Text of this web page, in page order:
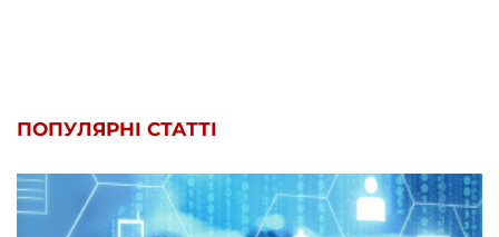
ПОПУЛЯРНІ СТАТТІ